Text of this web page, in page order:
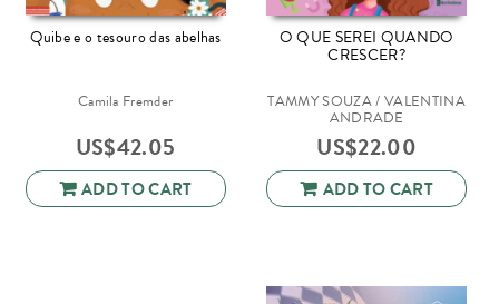
Quibe e o tesouro das abelhas
Camila Fremder
US$42.05
ADD TO CART
O QUE SEREI QUANDO
CRESCER?
TAMMY SOUZA / VALENTINA
ANDRADE
US$22.00
ADD TO CART